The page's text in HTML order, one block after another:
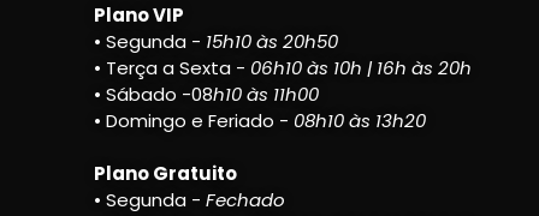
Plano VIP
• Segunda - 15h10 às 20h50
• Terça a Sexta - 06h10 às 10h | 16h às 20h
• Sábado -08h10 às 11h00
• Domingo e Feriado - 08h10 às 13h20
Plano Gratuito
• Segunda - Fechado